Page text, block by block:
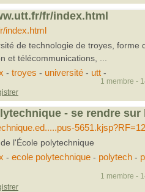
fr/index.html
index.html
de technologie de troyes, forme
et télécommunications, ...
- troyes - université- utt -
1 membre -
- se rendre sur
l'École polytechnique
- ecole polytechnique- polytech-
1 membre -